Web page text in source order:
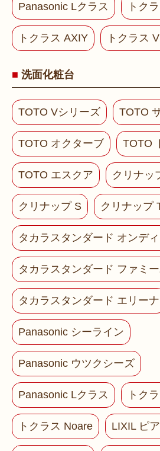
Panasonic Lクラス トク
トクラス AXIY トクラス
洗面化粧台
TOTO Vシリーズ TOTO
TOTO オクターブ TOTO
TOTO エスクア クリナッ
クリナップ S クリナップ
タカラスタンダード オンデ
タカラスタンダード ファミ
タカラスタンダード エリーナ
Panasonic シーライン
Panasonic ウツクシーズ
Panasonic Lクラス トク
トクラス Noare LIXIL ピ